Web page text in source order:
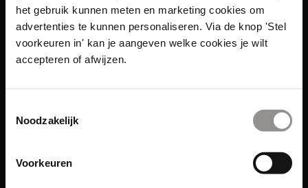
het gebruik kunnen meten en marketing cookies om
advertenties te kunnen personaliseren. Via de knop 'Stel
voorkeuren in' kan je aangeven welke cookies je wilt
accepteren of afwijzen.
Noodzakelijk
Voorkeuren